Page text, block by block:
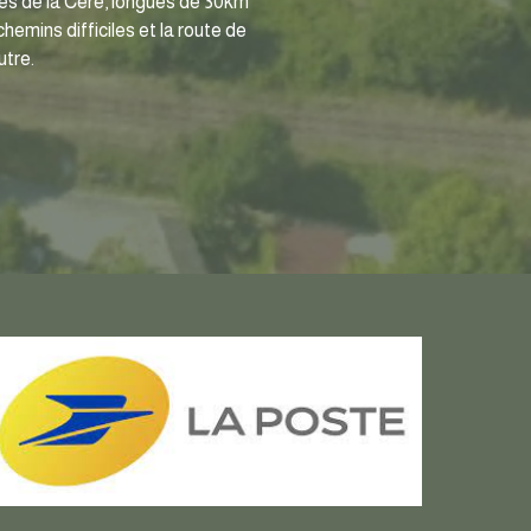
difficiles et la route de